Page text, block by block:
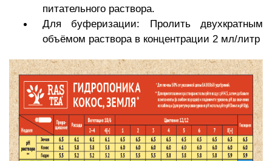
питательного раствора.
Для буферизации: Пролить двухкратным
объёмом раствора в концентрации 2 мл/литр